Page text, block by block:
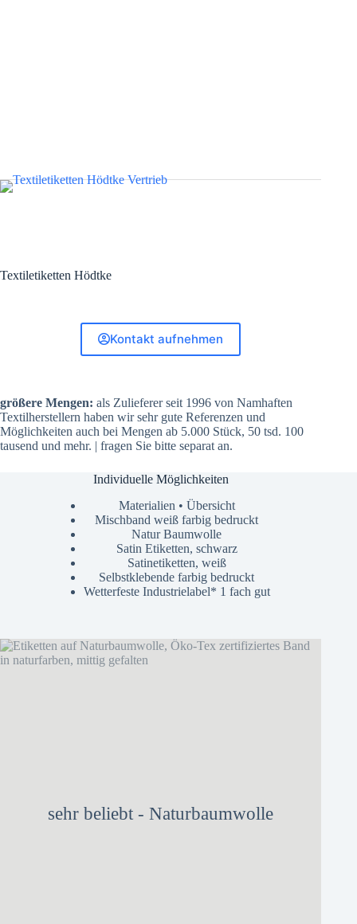
Textiletiketten Hödtke
Kontakt aufnehmen
größere Mengen: als Zulieferer seit 1996 von Namhaften
Textilherstellern haben wir sehr gute Referenzen und
Möglichkeiten auch bei Mengen ab 5.000 Stück, 50 tsd. 100
tausend und mehr. | fragen Sie bitte separat an.
Individuelle Möglichkeiten
Materialien • Übersicht
Mischband weiß farbig bedruckt
Natur Baumwolle
Satin Etiketten, schwarz
Satinetiketten, weiß
Selbstklebende farbig bedruckt
Wetterfeste Industrielabel* 1 fach gut
sehr beliebt - Naturbaumwolle